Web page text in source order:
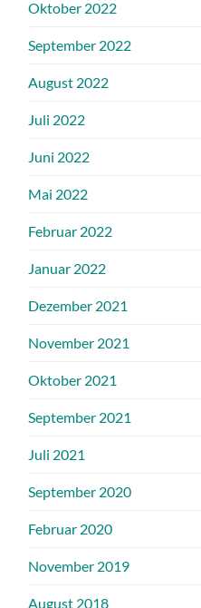
Oktober 2022
September 2022
August 2022
Juli 2022
Juni 2022
Mai 2022
Februar 2022
Januar 2022
Dezember 2021
November 2021
Oktober 2021
September 2021
Juli 2021
September 2020
Februar 2020
November 2019
August 2018